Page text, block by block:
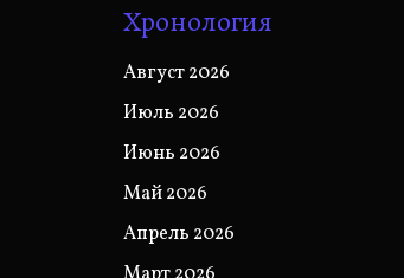
Хронология
Август 2026
Июль 2026
Июнь 2026
Май 2026
Апрель 2026